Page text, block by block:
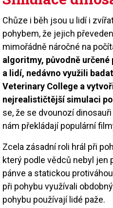
Chůze i běh jsou u lidí i
pohybem, že jejich
mimořádně náročné na
algoritmy, původně
a lidí, nedávno využili
Veterinary College a
nejrealističtější simulaci
se, že se dvounozí
nám překládají populární
Zcela zásadní roli hrál při
který podle vědců nebyl jen
pánve a statickou
při pohybu využívali
pohybu používají lidé paže.